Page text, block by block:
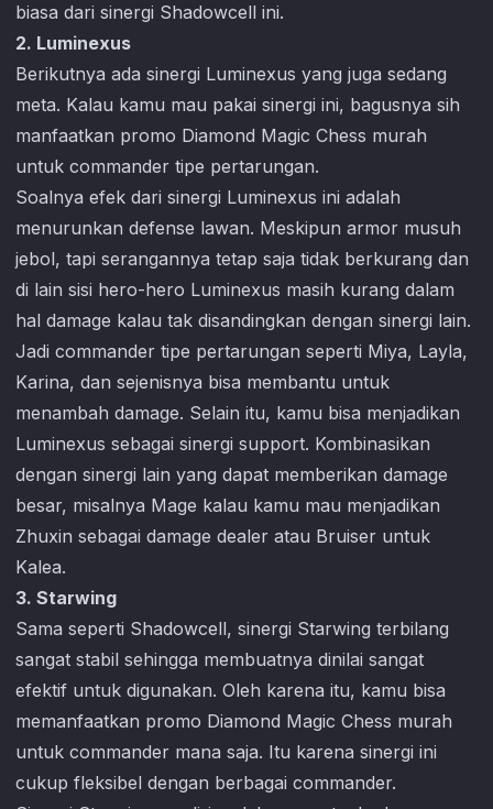
biasa dari sinergi Shadowcell ini.
2. Luminexus
Berikutnya ada sinergi Luminexus yang juga sedang
meta. Kalau kamu mau pakai sinergi ini, bagusnya sih
manfaatkan promo Diamond Magic Chess murah
untuk commander tipe pertarungan.
Soalnya efek dari sinergi Luminexus ini adalah
menurunkan defense lawan. Meskipun armor musuh
jebol, tapi serangannya tetap saja tidak berkurang dan
di lain sisi hero-hero Luminexus masih kurang dalam
hal damage kalau tak disandingkan dengan sinergi lain.
Jadi commander tipe pertarungan seperti Miya, Layla,
Karina, dan sejenisnya bisa membantu untuk
menambah damage. Selain itu, kamu bisa menjadikan
Luminexus sebagai sinergi support. Kombinasikan
dengan sinergi lain yang dapat memberikan damage
besar, misalnya Mage kalau kamu mau menjadikan
Zhuxin sebagai damage dealer atau Bruiser untuk
Kalea.
3. Starwing
Sama seperti Shadowcell, sinergi Starwing terbilang
sangat stabil sehingga membuatnya dinilai sangat
efektif untuk digunakan. Oleh karena itu, kamu bisa
memanfaatkan promo Diamond Magic Chess murah
untuk commander mana saja. Itu karena sinergi ini
cukup fleksibel dengan berbagai commander.